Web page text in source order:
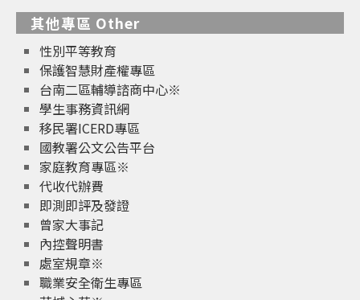
其他專區 Other
性別平等教育
保護智慧財產權專區
台南二區輔導諮商中心※
學生事務資訊網
移民署ICERD專區
國教署公文公告平台
家庭教育專區※
代收代辦費
即測即評及發證
曾家大事記
內控聲明書
處室規章※
職業安全衛生專區